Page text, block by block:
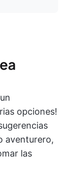
opciones!
aventurero,
las